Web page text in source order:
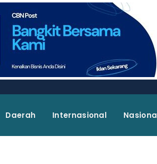
Daerah Internasional